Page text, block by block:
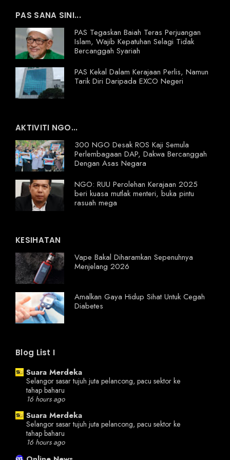
PAS SANA SINI...
PAS Tegaskan Baiah Teras Perjuangan
Islam, Wajib Kepatuhan Selagi Tidak
Bercanggah Syariah
PAS Kekal Dalam Kerajaan Perlis, Namun
Tarik Diri Daripada EXCO Negeri
AKTIVITI NGO...
300 NGO Desak ROS Kaji Semula
Perlembagaan DAP, Dakwa Bercanggah
Dengan Asas Negara
NGO: RUU Perolehan Kerajaan 2025
beri kuasa mutlak menteri, buka pintu
rasuah mega
KESIHATAN
Vape Bakal Diharamkan Sepenuhnya
Menjelang 2026
Amalkan Gaya Hidup Sihat Untuk Cegah
Diabetes
Blog List I
Suara Merdeka
Selangor sasar tujuh juta pelancong, pacu sektor ke
tahap baharu
16 hours ago
Suara Merdeka
Selangor sasar tujuh juta pelancong, pacu sektor ke
tahap baharu
16 hours ago